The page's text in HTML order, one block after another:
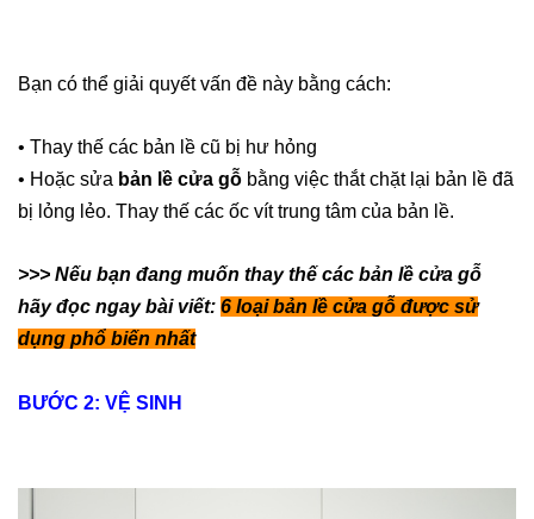
Bạn có thể giải quyết vấn đề này bằng cách:
• Thay thế các bản lề cũ bị hư hỏng
• Hoặc sửa bản lề cửa gỗ bằng việc thắt chặt lại bản lề đã
bị lỏng lẻo. Thay thế các ốc vít trung tâm của bản lề.
>>> Nếu bạn đang muốn thay thế các bản lề cửa gỗ
hãy đọc ngay bài viết: 6 loại bản lề cửa gỗ được sử
dụng phổ biến nhất
BƯỚC 2: VỆ SINH